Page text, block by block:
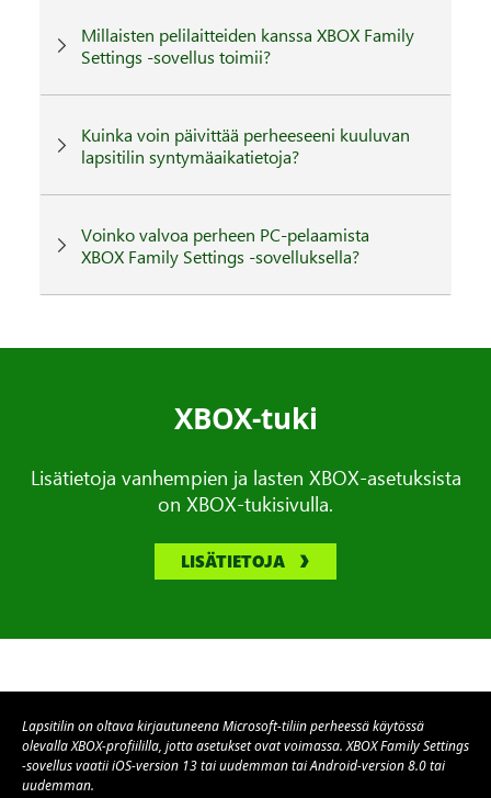
Millaisten pelilaitteiden kanssa XBOX Family
Settings -sovellus toimii?
Kuinka voin päivittää perheeseeni kuuluvan
lapsitilin syntymäaikatietoja?
Voinko valvoa perheen PC-pelaamista
XBOX Family Settings -sovelluksella?
XBOX-tuki
Lisätietoja vanhempien ja lasten XBOX-asetuksista
on XBOX-tukisivulla.
LISÄTIETOJA
Lapsitilin on oltava kirjautuneena Microsoft-tiliin perheessä käytössä
olevalla XBOX-profiililla, jotta asetukset ovat voimassa. XBOX Family Settings
-sovellus vaatii iOS-version 13 tai uudemman tai Android-version 8.0 tai
uudemman.